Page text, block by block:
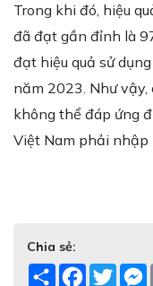
Trong khi đó, hiệu
đã đạt gần đỉnh là
đạt hiệu quả sử
năm 2023. Như vậy,
không thể đáp ứng
Việt Nam phải nhập
Chia sẻ:
ShareFacebook
Twitter